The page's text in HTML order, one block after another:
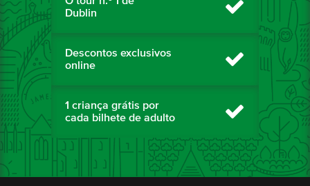
Dublin
Descontos exclusivos
online
1 criança grátis por
cada bilhete de adulto